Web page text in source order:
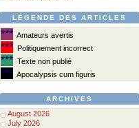
LÉGENDE DES ARTICLES
*** Amateurs avertis
*** Politiquement incorrect
*** Texte non publié
*** Apocalypsis cum figuris
ARCHIVES
August 2026
July 2026